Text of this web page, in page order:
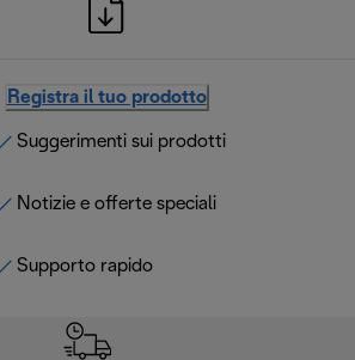
Registra il tuo prodotto
Suggerimenti sui prodotti
Notizie e offerte speciali
Supporto rapido